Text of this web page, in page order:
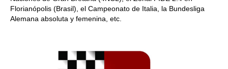
Florianópolis (Brasil), el Campeonato de Italia, la Bundesliga
Alemana absoluta y femenina, etc.